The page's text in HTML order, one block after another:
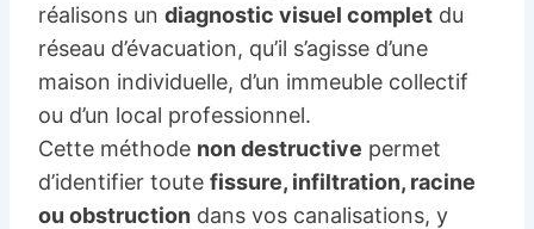
réalisons un diagnostic visuel complet du
réseau d’évacuation, qu’il s’agisse d’une
maison individuelle, d’un immeuble collectif
ou d’un local professionnel.
Cette méthode non destructive permet
d’identifier toute fissure, infiltration, racine
ou obstruction dans vos canalisations, y